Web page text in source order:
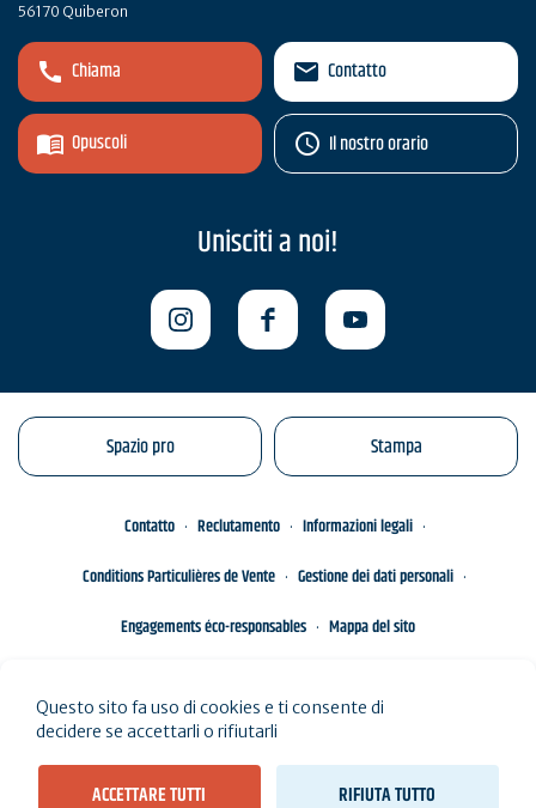
56170 Quiberon
Chiama
Opuscoli
Contatto
Il nostro orario
Unisciti a noi!
Spazio pro Stampa
Contatto Reclutamento
Informazioni legali
Conditions Particulières de Vente
Gestione dei dati personali
Engagements éco-responsables
Mappa del sito
Questo sito fa uso di cookies e ti consente di
decidere se accettarli o rifiutarli
ACCETTARE TUTTI RIFIUTA TUTTO